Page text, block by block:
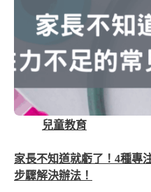
兒童教育
家長不知道就虧了！4種專
步驟解決辦法！